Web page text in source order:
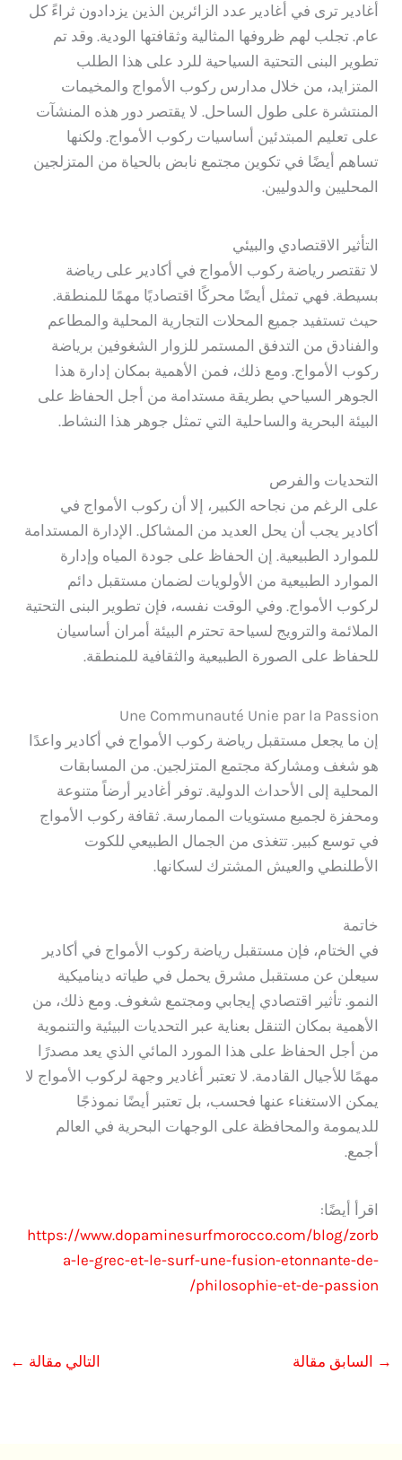
أغادير ترى في أغادير عدد الزائرين الذين يزدادون ثراءً كل
عام. تجلب لهم ظروفها المثالية وثقافتها الودية. وقد تم
تطوير البنى التحتية السياحية للرد على هذا الطلب
المتزايد، من خلال مدارس ركوب الأمواج والمخيمات
المنتشرة على طول الساحل. لا يقتصر دور هذه المنشآت
على تعليم المبتدئين أساسيات ركوب الأمواج. ولكنها
تساهم أيضًا في تكوين مجتمع نابض بالحياة من المتزلجين
المحليين والدوليين.
التأثير الاقتصادي والبيئي
لا تقتصر رياضة ركوب الأمواج في أكادير على رياضة
بسيطة. فهي تمثل أيضًا محركًا اقتصاديًا مهمًا للمنطقة.
حيث تستفيد جميع المحلات التجارية المحلية والمطاعم
والفنادق من التدفق المستمر للزوار الشغوفين برياضة
ركوب الأمواج. ومع ذلك، فمن الأهمية بمكان إدارة هذا
الجوهر السياحي بطريقة مستدامة من أجل الحفاظ على
البيئة البحرية والساحلية التي تمثل جوهر هذا النشاط.
التحديات والفرص
على الرغم من نجاحه الكبير، إلا أن ركوب الأمواج في
أكادير يجب أن يحل العديد من المشاكل. الإدارة المستدامة
للموارد الطبيعية. إن الحفاظ على جودة المياه وإدارة
الموارد الطبيعية من الأولويات لضمان مستقبل دائم
لركوب الأمواج. وفي الوقت نفسه، فإن تطوير البنى التحتية
الملائمة والترويج لسياحة تحترم البيئة أمران أساسيان
للحفاظ على الصورة الطبيعية والثقافية للمنطقة.
Une Communauté Unie par la Passion
إن ما يجعل مستقبل رياضة ركوب الأمواج في أكادير واعدًا
هو شغف ومشاركة مجتمع المتزلجين. من المسابقات
المحلية إلى الأحداث الدولية. توفر أغادير أرضاً متنوعة
ومحفزة لجميع مستويات الممارسة. ثقافة ركوب الأمواج
في توسع كبير. تتغذى من الجمال الطبيعي للكوت
الأطلنطي والعيش المشترك لسكانها.
خاتمة
في الختام، فإن مستقبل رياضة ركوب الأمواج في أكادير
سيعلن عن مستقبل مشرق يحمل في طياته ديناميكية
النمو. تأثير اقتصادي إيجابي ومجتمع شغوف. ومع ذلك، من
الأهمية بمكان التنقل بعناية عبر التحديات البيئية والتنموية
من أجل الحفاظ على هذا المورد المائي الذي يعد مصدرًا
مهمًا للأجيال القادمة. لا تعتبر أغادير وجهة لركوب الأمواج لا
يمكن الاستغناء عنها فحسب، بل تعتبر أيضًا نموذجًا
للديمومة والمحافظة على الوجهات البحرية في العالم
أجمع.
اقرأ أيضًا:
https://www.dopaminesurfmorocco.com/blog/zorb
a-le-grec-et-le-surf-une-fusion-etonnante-de-
philosophie-et-de-passion/
→ السابق مقالة التالي مقالة ←